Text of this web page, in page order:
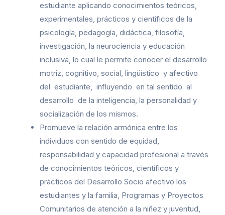
estudiante aplicando conocimientos teóricos,
experimentales, prácticos y científicos de la
psicología, pedagogía, didáctica, filosofía,
investigación, la neurociencia y educación
inclusiva, lo cual le permite conocer el desarrollo
motriz, cognitivo, social, lingüístico y afectivo
del estudiante, influyendo en tal sentido al
desarrollo de la inteligencia, la personalidad y
socialización de los mismos.
Promueve la relación armónica entre los
individuos con sentido de equidad,
responsabilidad y capacidad profesional a través
de conocimientos teóricos, científicos y
prácticos del Desarrollo Socio afectivo los
estudiantes y la familia, Programas y Proyectos
Comunitarios de atención a la niñez y juventud,